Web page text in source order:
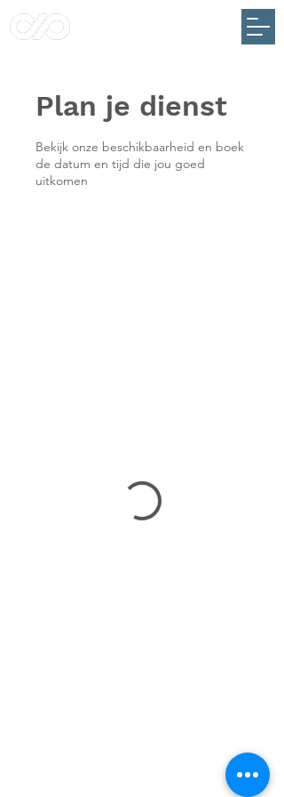
Plan je dienst
Bekijk onze beschikbaarheid en boek
de datum en tijd die jou goed
uitkomen